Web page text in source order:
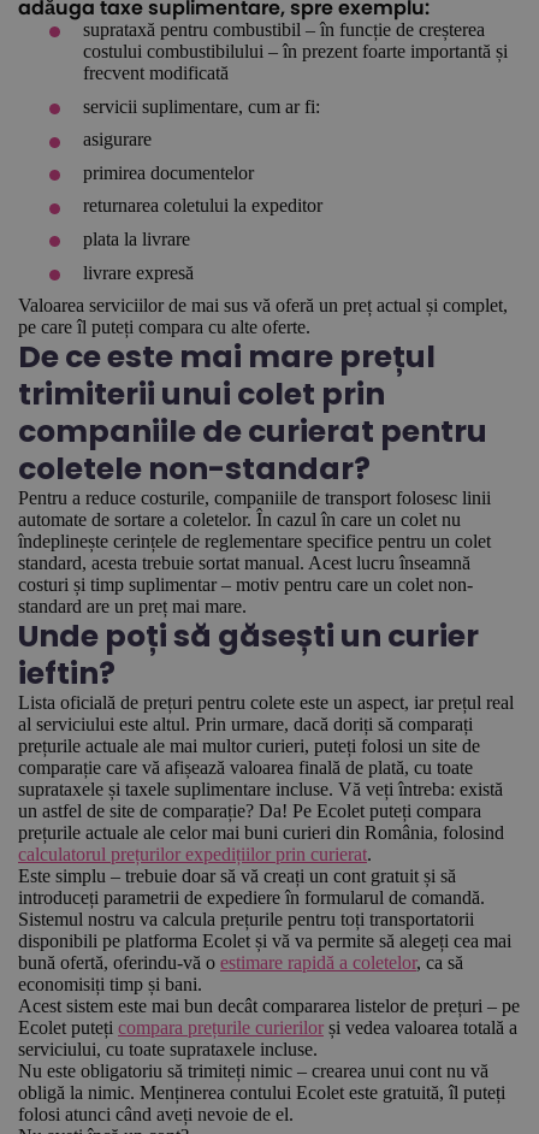
adăuga taxe suplimentare, spre exemplu:
suprataxă pentru combustibil – în funcție de creșterea
costului combustibilului – în prezent foarte importantă și
frecvent modificată
servicii suplimentare, cum ar fi:
asigurare
primirea documentelor
returnarea coletului la expeditor
plata la livrare
livrare expresă
Valoarea serviciilor de mai sus vă oferă un preț actual și complet,
pe care îl puteți compara cu alte oferte.
De ce este mai mare prețul
trimiterii unui colet prin
companiile de curierat pentru
coletele non-standar?
Pentru a reduce costurile, companiile de transport folosesc linii
automate de sortare a coletelor. În cazul în care un colet nu
îndeplinește cerințele de reglementare specifice pentru un colet
standard, acesta trebuie sortat manual. Acest lucru înseamnă
costuri și timp suplimentar – motiv pentru care un colet non-
standard are un preț mai mare.
Unde poți să găsești un curier
ieftin?
Lista oficială de prețuri pentru colete este un aspect, iar prețul real
al serviciului este altul. Prin urmare, dacă doriți să comparați
prețurile actuale ale mai multor curieri, puteți folosi un site de
comparație care vă afișează valoarea finală de plată, cu toate
suprataxele și taxele suplimentare incluse. Vă veți întreba: există
un astfel de site de comparație? Da! Pe Ecolet puteți compara
prețurile actuale ale celor mai buni curieri din România, folosind
calculatorul prețurilor expedițiilor prin curierat.
Este simplu – trebuie doar să vă creați un cont gratuit și să
introduceți parametrii de expediere în formularul de comandă.
Sistemul nostru va calcula prețurile pentru toți transportatorii
disponibili pe platforma Ecolet și vă va permite să alegeți cea mai
bună ofertă, oferindu-vă o estimare rapidă a coletelor, ca să
economisiți timp și bani.
Acest sistem este mai bun decât compararea listelor de prețuri – pe
Ecolet puteți compara prețurile curierilor și vedea valoarea totală a
serviciului, cu toate suprataxele incluse.
Nu este obligatoriu să trimiteți nimic – crearea unui cont nu vă
obligă la nimic. Menținerea contului Ecolet este gratuită, îl puteți
folosi atunci când aveți nevoie de el.